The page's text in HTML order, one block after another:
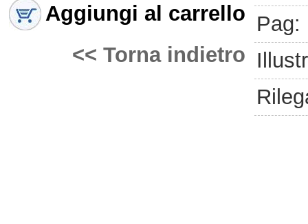
Aggiungi al carrello
<< Torna indietro
Pag: